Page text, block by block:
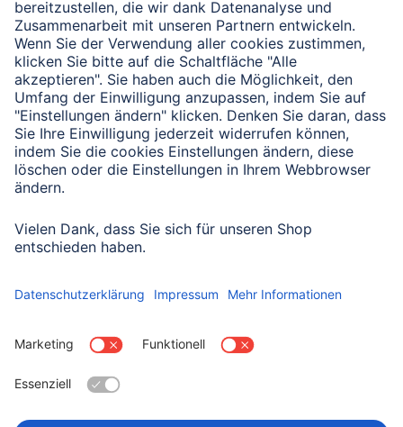
Verbleibende Zeichen: 1000/ 1000
Senden
Mit Absenden des Formulars bestätigen Sie, dass Sie unsere
Datenschutzbestimmungen zur Formulardatenverarbeitung zur
Datenschutz